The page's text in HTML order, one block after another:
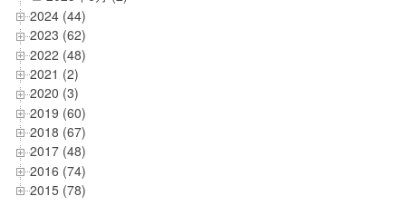
2024 (44)
2023 (62)
2022 (48)
2021 (2)
2020 (3)
2019 (60)
2018 (67)
2017 (48)
2016 (74)
2015 (78)